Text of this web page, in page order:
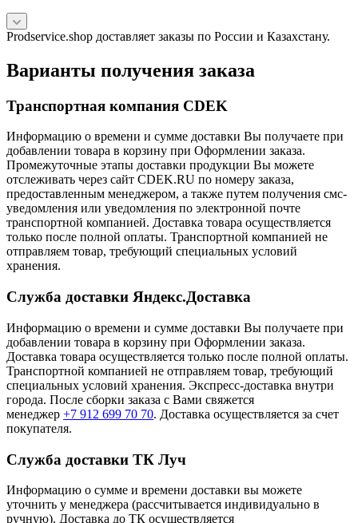
Prodservice.shop доставляет заказы по России и Казахстану.
Варианты получения заказа
Транспортная компания CDEK
Информацию о времени и сумме доставки Вы получаете при
добавлении товара в корзину при Оформлении заказа.
Промежуточные этапы доставки продукции Вы можете
отслеживать через сайт CDEK.RU по номеру заказа,
предоставленным менеджером, а также путем получения смс-
уведомления или уведомления по электронной почте
транспортной компанией. Доставка товара осуществляется
только после полной оплаты. Транспортной компанией не
отправляем товар, требующий специальных условий
хранения.
Служба доставки Яндекс.Доставка
Информацию о времени и сумме доставки Вы получаете при
добавлении товара в корзину при Оформлении заказа.
Доставка товара осуществляется только после полной оплаты.
Транспортной компанией не отправляем товар, требующий
специальных условий хранения. Экспресс-доставка внутри
города. После сборки заказа с Вами свяжется
менеджер +7 912 699 70 70. Доставка осуществляется за счет
покупателя.
Служба доставки ТК Луч
Информацию о сумме и времени доставки вы можете
уточнить у менеджера (рассчитывается индивидуально в
ручную). Доставка до ТК осуществляется